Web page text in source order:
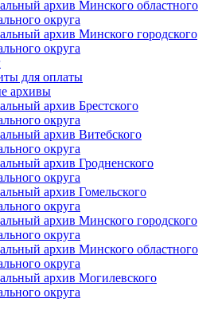
архив Минского областного
округа
архив Минского городского
округа
для оплаты
архивы
архив Брестского
округа
архив Витебского
округа
архив Гродненского
округа
архив Гомельского
округа
архив Минского городского
округа
архив Минского областного
округа
архив Могилевского
округа